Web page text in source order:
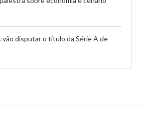
vão disputar o título da Série A de